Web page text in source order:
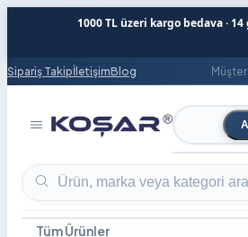
1000 TL üzeri kargo bedava ·
Sipariş TakipİletişimBlog
Ürün ara
Ürün ara
Tüm Ürünler